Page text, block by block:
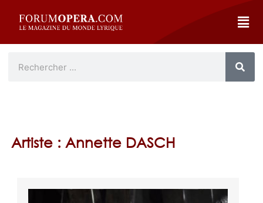
Artiste : Annette DASCH